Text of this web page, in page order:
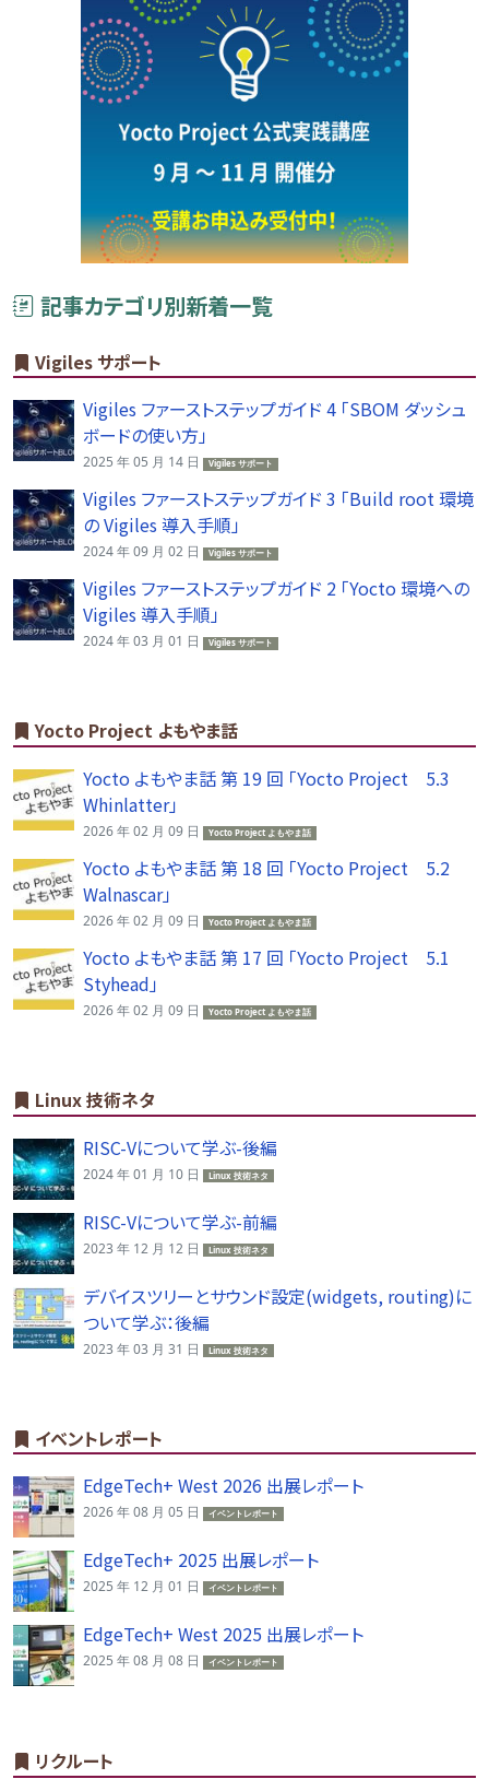
記事カテゴリ別新着一覧
Vigiles サポート
Vigiles ファーストステップガイド 4 「SBOM ダッシュ
ボードの使い方」
2025 年 05 月 14 日 Vigiles サポート
Vigiles ファーストステップガイド 3 「Build root 環境
の Vigiles 導入手順」
2024 年 09 月 02 日 Vigiles サポート
Vigiles ファーストステップガイド 2 「Yocto 環境への
Vigiles 導入手順」
2024 年 03 月 01 日 Vigiles サポート
Yocto Project よもやま話
Yocto よもやま話 第 19 回 「Yocto Project 5.3
Whinlatter」
2026 年 02 月 09 日 Yocto Project よもやま話
Yocto よもやま話 第 18 回 「Yocto Project 5.2
Walnascar」
2026 年 02 月 09 日 Yocto Project よもやま話
Yocto よもやま話 第 17 回 「Yocto Project 5.1
Styhead」
2026 年 02 月 09 日 Yocto Project よもやま話
Linux 技術ネタ
RISC-Vについて学ぶ-後編
2024 年 01 月 10 日 Linux 技術ネタ
RISC-Vについて学ぶ-前編
2023 年 12 月 12 日 Linux 技術ネタ
デバイスツリーとサウンド設定(widgets, routing)に
ついて学ぶ：後編
2023 年 03 月 31 日 Linux 技術ネタ
イベントレポート
EdgeTech+ West 2026 出展レポート
2026 年 08 月 05 日 イベントレポート
EdgeTech+ 2025 出展レポート
2025 年 12 月 01 日 イベントレポート
EdgeTech+ West 2025 出展レポート
2025 年 08 月 08 日 イベントレポート
リクルート